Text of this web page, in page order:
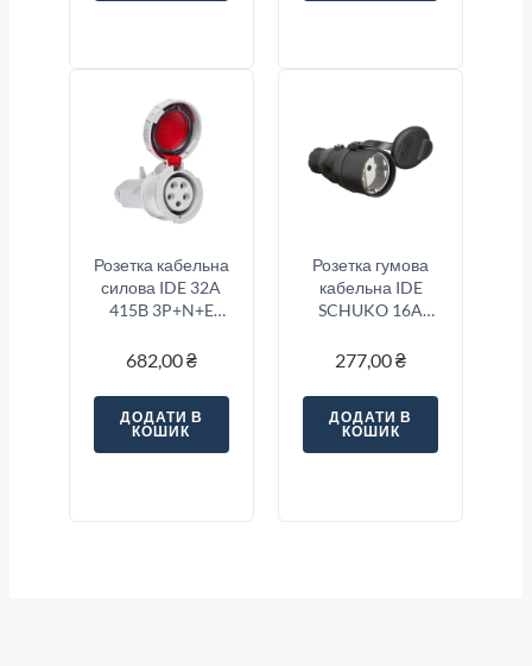
Розетка кабельна
силова IDE 32A
415В 3P+N+E
682,00₴
ДОДАТИ В
КОШИК
Розетка гумова
кабельна IDE
SCHUKO 16A
Чорний
277,00₴
ДОДАТИ В
КОШИК